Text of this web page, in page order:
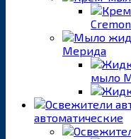
Мерида
мыло
автоматические